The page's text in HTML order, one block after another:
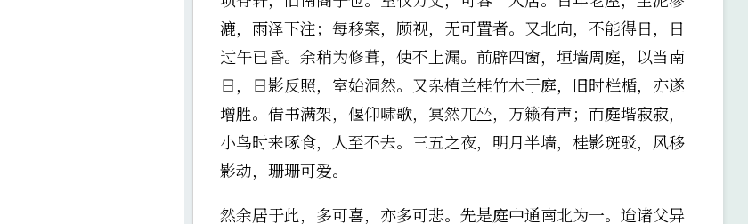
漉，雨泽下注；每移案，顾视，无可置者。又北向，不能得日，日
过午已昏。余稍为修葺，使不上漏。前辟四窗，垣墙周庭，以当南
日，日影反照，室始洞然。又杂植兰桂竹木于庭，旧时栏楯，亦遂
增胜。借书满架，偃仰啸歌，冥然兀坐，万籁有声；而庭堦寂寂，
小鸟时来啄食，人至不去。三五之夜，明月半墙，桂影斑驳，风移
影动，珊珊可爱。
然余居于此，多可喜，亦多可悲。先是庭中通南北为一。迨诸父异